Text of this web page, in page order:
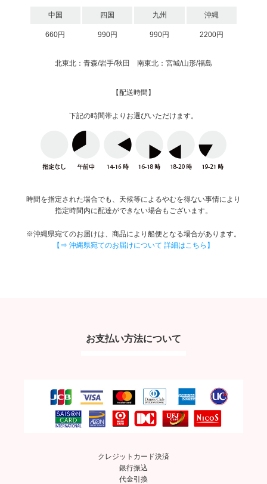
中国 四国 九州 沖縄
660円 990円 990円 2200円
北東北：青森/岩手/秋田 南東北：宮城/山形/福島
【配送時間】
下記の時間帯よりお選びいただけます。
時間を指定された場合でも、天候等によるやむを得ない事情により
指定時間内に配達ができない場合もございます。
※沖縄県宛てのお届けは、商品により船便となる場合があります。
【⇒ 沖縄県宛てのお届けについて 詳細はこちら】
お支払い方法について
クレジットカード決済
銀行振込
代金引換